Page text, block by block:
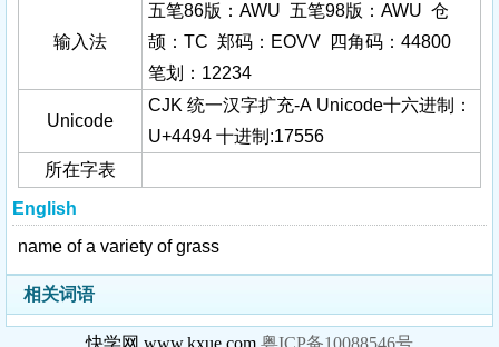
输入法
五笔86版：AWU 五笔98版：AWU 仓
颉：TC 郑码：EOVV 四角码：44800
笔划：12234
Unicode
CJK 统一汉字扩充-A Unicode十六进制：
U+4494 十进制:17556
所在字表
English
name of a variety of grass
相关词语
快学网 www.kxue.com 粤ICP备10088546号